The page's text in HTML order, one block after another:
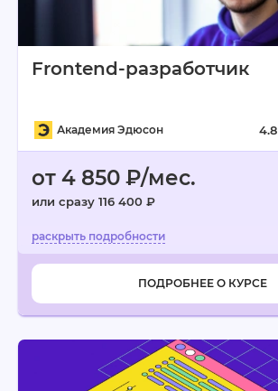
Frontend-разработчик
Академия Эдюсон 4.8
от 4 850 ₽/мес.
или сразу 116 400 ₽
ПОДРОБНЕЕ О КУРСЕ